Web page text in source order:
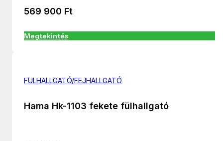
569 900 Ft
Megtekintés
FÜLHALLGATÓ/FEJHALLGATÓ
Hama Hk-1103 fekete fülhallgató